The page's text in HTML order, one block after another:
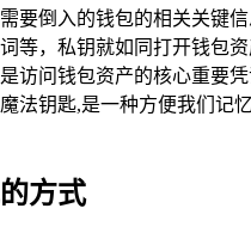
要倒入的钱包的相关关键
等，私钥就如同打开钱包
访问钱包资产的核心重要
法钥匙,是一种方便我们记
方式